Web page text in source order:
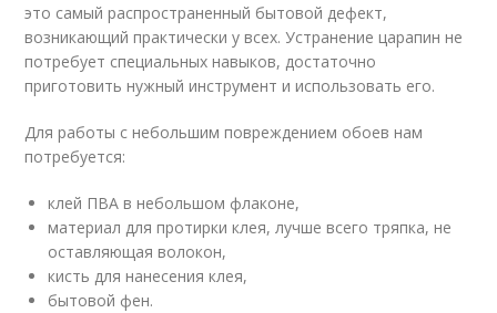
это самый распространенный бытовой дефект,
возникающий практически у всех. Устранение царапин не
потребует специальных навыков, достаточно
приготовить нужный инструмент и использовать его.
Для работы с небольшим повреждением обоев нам
потребуется:
клей ПВА в небольшом флаконе,
материал для протирки клея, лучше всего тряпка, не
оставляющая волокон,
кисть для нанесения клея,
бытовой фен.